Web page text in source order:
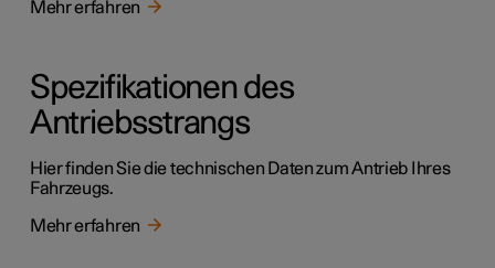
Mehr erfahren
Spezifikationen des
Antriebsstrangs
Hier finden Sie die technischen Daten zum Antrieb Ihres
Fahrzeugs.
Mehr erfahren